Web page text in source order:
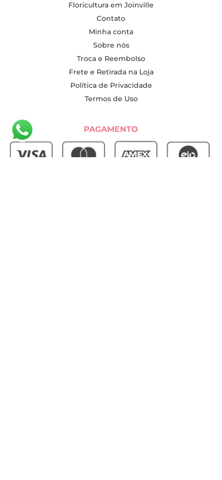
Floricultura em Joinville
Contato
Minha conta
Sobre nós
Troca e Reembolso
Frete e Retirada na Loja
Política de Privacidade
Termos de Uso
PAGAMENTO